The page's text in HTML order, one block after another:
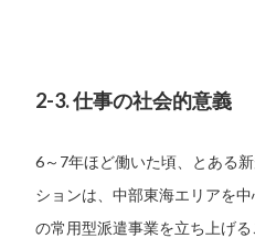
2-3. 仕事の社会的意義
6～7年ほど働いた頃、とある
ションは、中部東海エリアを
の常用型派遣事業を立ち上げ